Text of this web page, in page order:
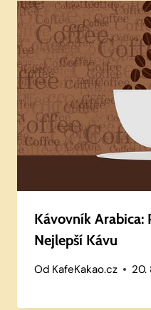
Kávovník Arabica:
Nejlepší Kávu
Od KafeKakao.cz 20.